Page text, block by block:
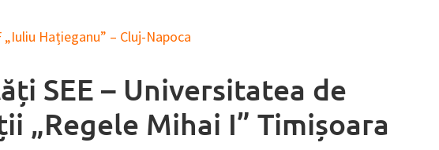
SEE – Universitatea de
„Regele Mihai I” Timișoara